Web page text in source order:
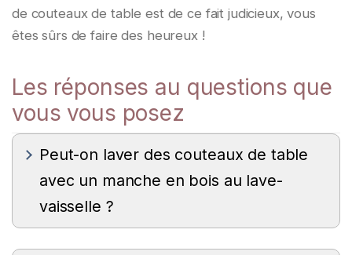
de couteaux de table est de ce fait judicieux, vous
êtes sûrs de faire des heureux !
Les réponses au questions que
vous vous posez
Peut-on laver des couteaux de table
avec un manche en bois au lave-
vaisselle ?
D’une manière générale, il faut éviter de passer